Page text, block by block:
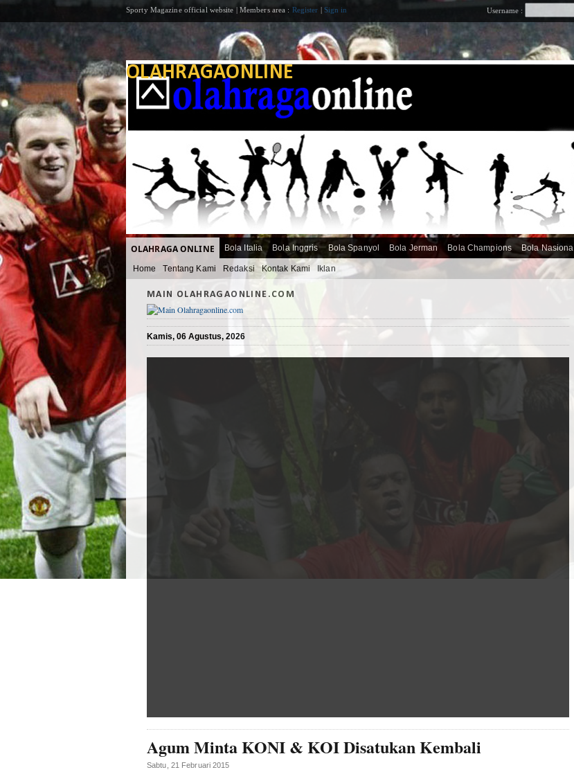
Sporty Magazine official website | Members area : Register | Sign in Username :
OLAHRAGAONLINE
OLAHRAGA ONLINE Bola Italia Bola Inggris Bola Spanyol Bola Jerman Bola Champions Bola Nasional
Home Tentang Kami Redaksi Kontak Kami Iklan
MAIN OLAHRAGAONLINE.COM
Kamis, 06 Agustus, 2026
Agum Minta KONI & KOI Disatukan Kembali
Sabtu, 21 Februari 2015